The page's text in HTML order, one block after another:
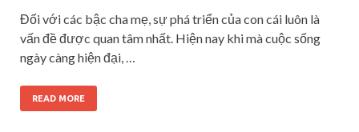
Đối với các bậc cha mẹ, sự phá triển của con cái luôn là
vấn đề được quan tâm nhất. Hiện nay khi mà cuộc sống
ngày càng hiện đại, …
READ MORE